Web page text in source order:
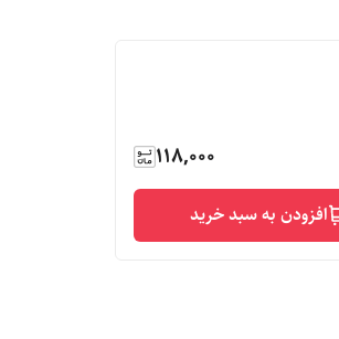
118,000
افزودن به سبد خرید